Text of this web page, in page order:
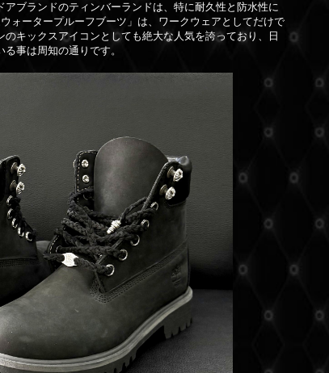
アブランドのティンバーランドは、特に耐久性と防水性に
ォータープルーフブーツ」は、ワークウェアとしてだけで
キックスアイコンとしても絶大な人気を誇っており、日
事は周知の通りです。